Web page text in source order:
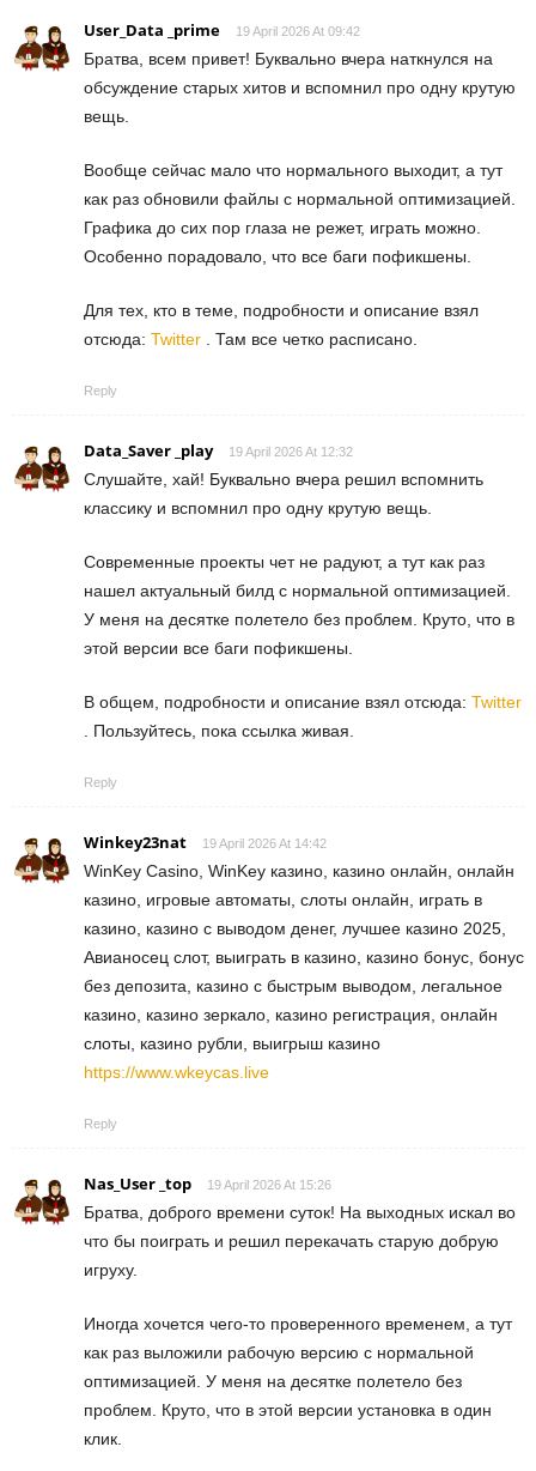
User_Data _prime 19 April 2026 At 09:42
Братва, всем привет! Буквально вчера наткнулся на
обсуждение старых хитов и вспомнил про одну крутую
вещь.
Вообще сейчас мало что нормального выходит, а тут
как раз обновили файлы с нормальной оптимизацией.
Графика до сих пор глаза не режет, играть можно.
Особенно порадовало, что все баги пофикшены.
Для тех, кто в теме, подробности и описание взял
отсюда: Twitter . Там все четко расписано.
Reply
Data_Saver _play 19 April 2026 At 12:32
Слушайте, хай! Буквально вчера решил вспомнить
классику и вспомнил про одну крутую вещь.
Современные проекты чет не радуют, а тут как раз
нашел актуальный билд с нормальной оптимизацией.
У меня на десятке полетело без проблем. Круто, что в
этой версии все баги пофикшены.
В общем, подробности и описание взял отсюда: Twitter
. Пользуйтесь, пока ссылка живая.
Reply
Winkey23nat 19 April 2026 At 14:42
WinKey Casino, WinKey казино, казино онлайн, онлайн
казино, игровые автоматы, слоты онлайн, играть в
казино, казино с выводом денег, лучшее казино 2025,
Авианосец слот, выиграть в казино, казино бонус, бонус
без депозита, казино с быстрым выводом, легальное
казино, казино зеркало, казино регистрация, онлайн
слоты, казино рубли, выигрыш казино
https://www.wkeycas.live
Reply
Nas_User _top 19 April 2026 At 15:26
Братва, доброго времени суток! На выходных искал во
что бы поиграть и решил перекачать старую добрую
игруху.
Иногда хочется чего-то проверенного временем, а тут
как раз выложили рабочую версию с нормальной
оптимизацией. У меня на десятке полетело без
проблем. Круто, что в этой версии установка в один
клик.